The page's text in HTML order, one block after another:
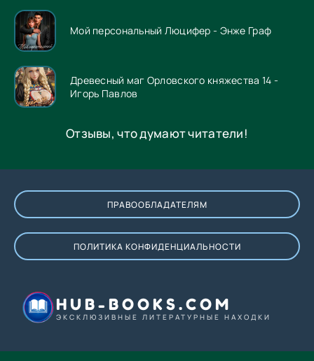
Мой персональный Люцифер - Энже Граф
Древесный маг Орловского княжества 14 -
Игорь Павлов
Отзывы, что думают читатели!
ПРАВООБЛАДАТЕЛЯМ
ПОЛИТИКА КОНФИДЕНЦИАЛЬНОСТИ
HUB-BOOKS.COM
ЭКСКЛЮЗИВНЫЕ ЛИТЕРАТУРНЫЕ НАХОДКИ